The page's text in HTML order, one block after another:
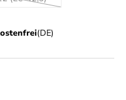
(Diese Option ist zurzeit nicht
(DE)